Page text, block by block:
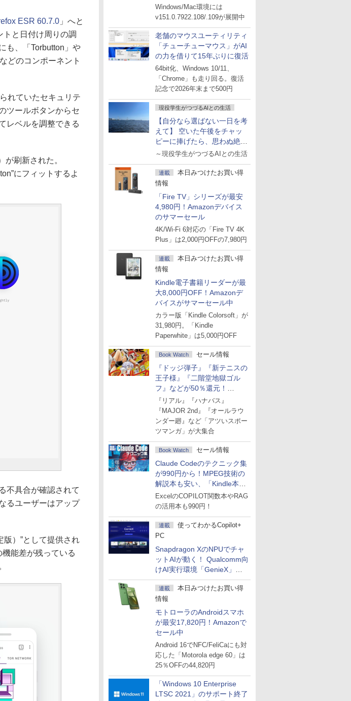
対処
Windows/Mac環境には
v151.0.7922.108/.109が展開中
老舗のマウスユーティリティ
「チューチューマウス」がAI
の力を借りて15年ぶりに復活
64bit化、Windows 10/11、
「Chrome」も走り回る。復活
記念で2026年末まで500円
現役学生がつづるAIとの生活
【自分なら選ばない一日を考
えて】 空いた午後をチャッ
ピーに捧げたら、思わぬ絶景
に出会った話
～現役学生がつづるAIとの生活
連載
本日みつけたお買い得
情報
「Fire TV」シリーズが最安
4,980円！Amazonデバイス
のサマーセール
4K/Wi-Fi 6対応の「Fire TV 4K
Plus」は2,000円OFFの7,980円
連載
本日みつけたお買い得
情報
Kindle電子書籍リーダーが最
大8,000円OFF！Amazonデ
バイスがサマーセール中
カラー版「Kindle Colorsoft」が
31,980円。「Kindle
Paperwhite」は5,000円OFF
Book Watch セール情報
『ドッジ弾子』『新テニスの
王子様』『二階堂地獄ゴル
フ』などが50％還元！
Amazonマンガ週末セール
『リアル』『ハナバス』
『MAJOR 2nd』『オールラウ
ンダー廻』など「アツいスポー
ツマンガ」が大集合
Book Watch セール情報
Claude Codeのテクニック集
が990円から！MPEG技術の
解説本も安い、「Kindle本サ
マーセール」第2弾開始！
ExcelのCOPILOT関数本やRAG
の活用本も990円！
連載
使ってわかるCopilot+
PC
Snapdragon XのNPUでチャ
ットAIが動く！ Qualcomm向
けAI実行環境「GenieX」を
試してみた
連載
本日みつけたお買い得
情報
モトローラのAndroidスマホ
が最安17,820円！Amazonで
セール中
Android 16でNFC/FeliCaにも対
応した「Motorola edge 60」は
25％OFFの44,820円
「Windows 10 Enterprise
LTSC 2021」のサポート終了
ESR 60.7.0 」へと
トと日付け周りの調
も、「Torbutton」や
どのコンポーネント
れていたセキュリテ
ツールボタンからセ
レベルを調整できる
刷新された。
にフィットするよ
不具合が確認されて
るユーザーはアップ
）”として提供され
能差が残っている